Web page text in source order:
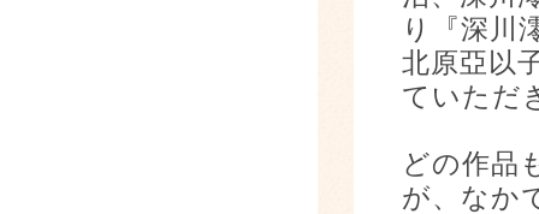
り『深川
北原亞以
ていただ
どの作品
が、なか